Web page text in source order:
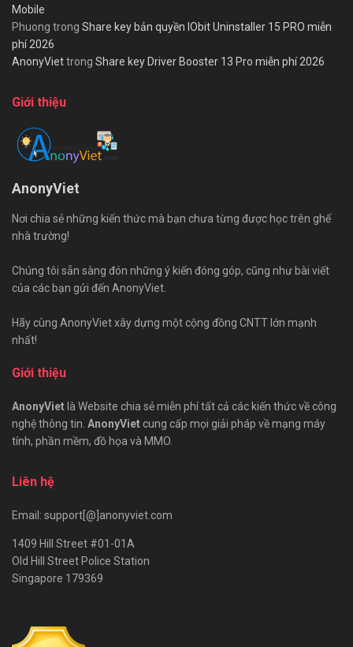
Mobile
Phuong trong Share key bản quyền IObit Uninstaller 15 PRO miễn
phí 2026
AnonyViettrong Share key Driver Booster 13 Pro miễn phí 2026
Giới thiệu
AnonyViet
Nơi chia sẻ những kiến thức mà bạn chưa từng được học trên ghế
nhà trường!
Chúng tôi sẵn sàng đón những ý kiến đóng góp, cũng như bài viết
của các bạn gửi đến AnonyViet.
Hãy cùng AnonyViet xây dựng một cộng đồng CNTT lớn mạnh
nhất!
Giới thiệu
AnonyViet là Website chia sẻ miễn phí tất cả các kiến thức về công
nghệ thông tin. AnonyViet cung cấp mọi giải pháp về mạng máy
tính, phần mềm, đồ họa và MMO.
Liên hệ
Email: support[@]anonyviet.com
1409 Hill Street #01-01A
Old Hill Street Police Station
Singapore 179369